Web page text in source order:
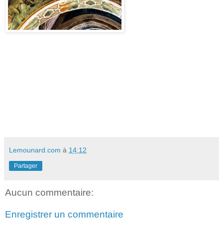
Lemounard.com à 14:12
Partager
Aucun commentaire:
Enregistrer un commentaire